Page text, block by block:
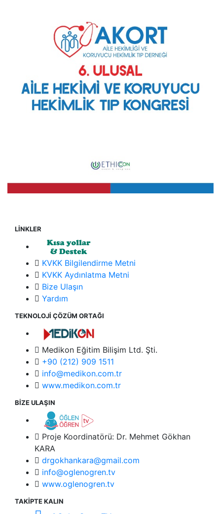
LİNKLER
KVKK Bilgilendirme Metni
KVKK Aydınlatma Metni
Bize Ulaşın
Yardım
TEKNOLOJİ ÇÖZÜM ORTAĞI
Medikon Eğitim Bilişim Ltd. Şti.
+90 (212) 909 1511
info@medikon.com.tr
www.medikon.com.tr
BİZE ULAŞIN
Proje Koordinatörü: Dr. Mehmet Gökhan
KARA
drgokhankara@gmail.com
info@oglenogren.tv
www.oglenogren.tv
TAKİPTE KALIN